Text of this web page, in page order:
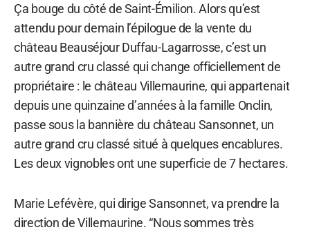
Ça bouge du côté de Saint-Émilion. Alors qu’est
attendu pour demain l’épilogue de la vente du
château Beauséjour Duffau-Lagarrosse, c’est un
autre grand cru classé qui change officiellement de
propriétaire : le château Villemaurine, qui appartenait
depuis une quinzaine d’années à la famille Onclin,
passe sous la bannière du château Sansonnet, un
autre grand cru classé situé à quelques encablures.
Les deux vignobles ont une superficie de 7 hectares.
Marie Lefévère, qui dirige Sansonnet, va prendre la
direction de Villemaurine. “Nous sommes très